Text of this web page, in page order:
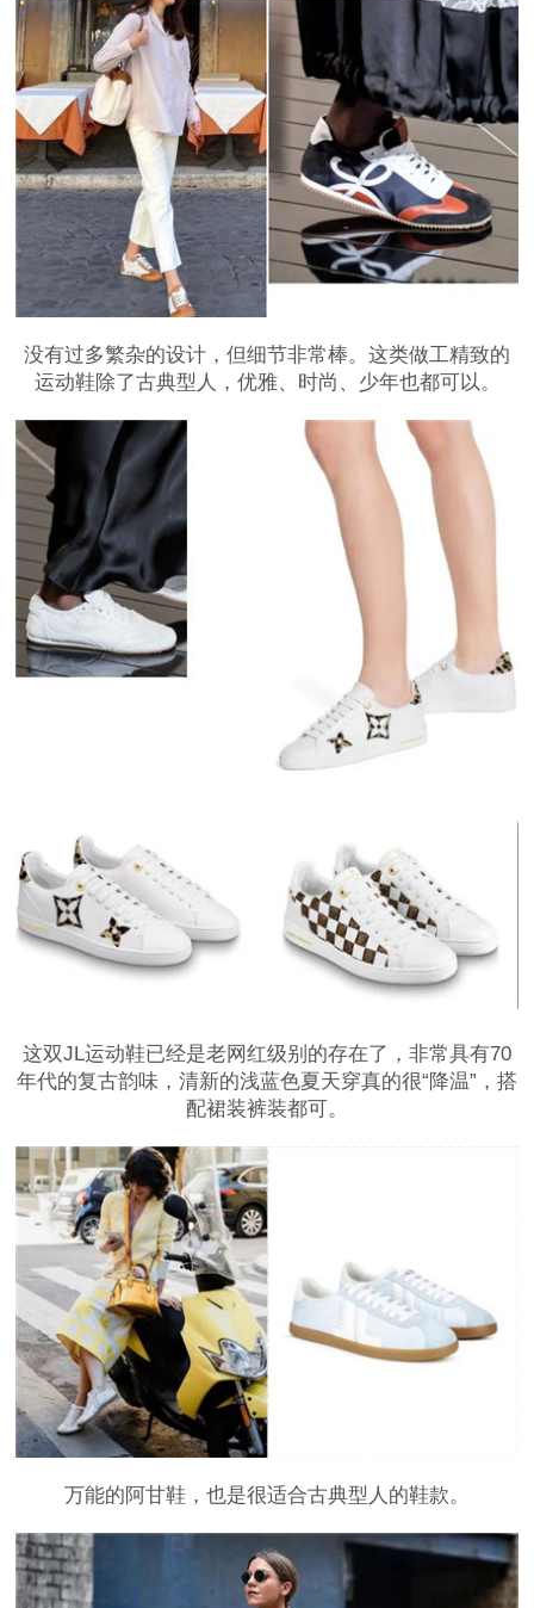
没有过多繁杂的设计，但细节非常棒。这类做工精致的
运动鞋除了古典型人，优雅、时尚、少年也都可以。
这双JL运动鞋已经是老网红级别的存在了，非常具有70
年代的复古韵味，清新的浅蓝色夏天穿真的很“降温”，搭
配裙装裤装都可。
万能的阿甘鞋，也是很适合古典型人的鞋款。